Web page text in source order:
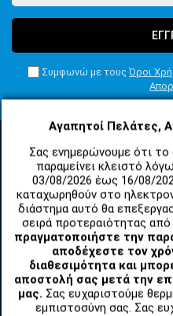
Αγαπητοί Πελάτες,
Σας ενημερώνουμε ότι
παραμείνει κλειστό
03/08/2026 έως 16/08/
καταχωρηθούν στο
διάστημα αυτό θα
σειρά προτεραιότητας
πραγματοποιήστε την
αποδέχεστε τον
διαθεσιμότητα και
αποστολή σας μετά την
μας. Σας ευχαριστούμε
εμπιστοσύνη σας. Σας
Συμφωνώ με τους Όροι
ΚΑΤΗΓΟΡΙΕΣ
ΑΝΤΑΛΛΑΚΤΙΚΑ ΚΑΙ
TABLET
ΤΗΛΕΠΙΚΟΙΝΩΝΙΕΣ,